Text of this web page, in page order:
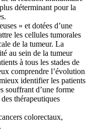
déterminant pour la
» et dotées d’une
les cellules tumorales
de la tumeur. La
au sein de la tumeur
à tous les stades de
comprendre l’évolution
identifier les patients
souffrant d’une forme
thérapeutiques
colorectaux,